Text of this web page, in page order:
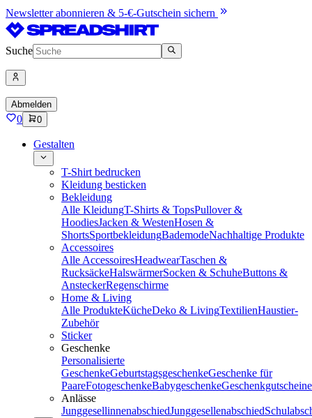
Newsletter abonnieren & 5-€-Gutschein sichern
Suche
Abmelden
0 0
Gestalten
T-Shirt bedrucken
Kleidung besticken
Bekleidung
Alle KleidungT-Shirts & TopsPullover &
HoodiesJacken & WestenHosen &
ShortsSportbekleidungBademodeNachhaltige Produkte
Accessoires
Alle AccessoiresHeadwearTaschen &
RucksäckeHalswärmerSocken & SchuheButtons &
AnsteckerRegenschirme
Home & Living
Alle ProdukteKücheDeko & LivingTextilienHaustier-
Zubehör
Sticker
Geschenke
Personalisierte
GeschenkeGeburtstagsgeschenkeGeschenke für
PaareFotogeschenkeBabygeschenkeGeschenkgutscheine
Anlässe
JunggesellinnenabschiedJunggesellenabschied